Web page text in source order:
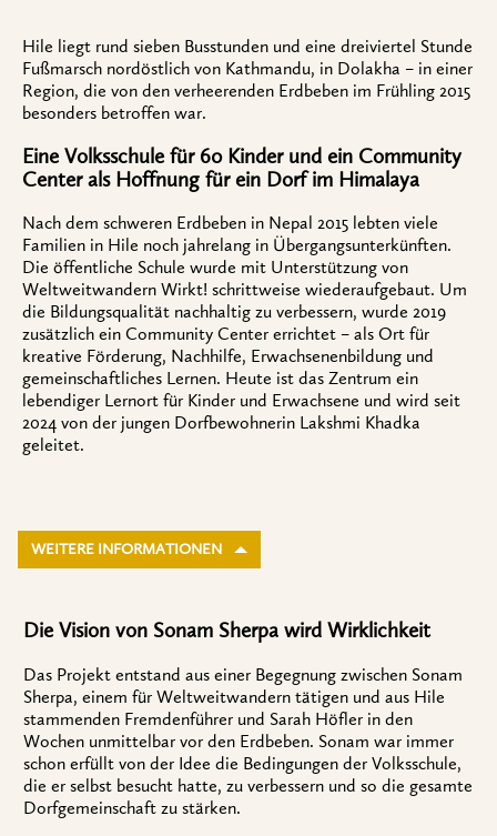
Hile liegt rund sieben Busstunden und eine dreiviertel Stunde
Fußmarsch nordöstlich von Kathmandu, in Dolakha – in einer
Region, die von den verheerenden Erdbeben im Frühling 2015
besonders betroffen war.
Eine Volksschule für 60 Kinder und ein Community
Center als Hoffnung für ein Dorf im Himalaya
Nach dem schweren Erdbeben in Nepal 2015 lebten viele
Familien in Hile noch jahrelang in Übergangsunterkünften.
Die öffentliche Schule wurde mit Unterstützung von
Weltweitwandern Wirkt! schrittweise wiederaufgebaut. Um
die Bildungsqualität nachhaltig zu verbessern, wurde 2019
zusätzlich ein Community Center errichtet – als Ort für
kreative Förderung, Nachhilfe, Erwachsenenbildung und
gemeinschaftliches Lernen. Heute ist das Zentrum ein
lebendiger Lernort für Kinder und Erwachsene und wird seit
2024 von der jungen Dorfbewohnerin Lakshmi Khadka
geleitet.
WEITERE INFORMATIONEN
Die Vision von Sonam Sherpa wird Wirklichkeit
Das Projekt entstand aus einer Begegnung zwischen Sonam
Sherpa, einem für Weltweitwandern tätigen und aus Hile
stammenden Fremdenführer und Sarah Höfler in den
Wochen unmittelbar vor den Erdbeben. Sonam war immer
schon erfüllt von der Idee die Bedingungen der Volksschule,
die er selbst besucht hatte, zu verbessern und so die gesamte
Dorfgemeinschaft zu stärken.